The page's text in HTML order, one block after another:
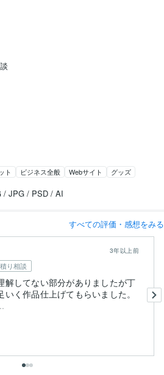
ト ビジネス全般 Webサイト グッズ
/ JPG / PSD / AI
すべての評価・感想をみる
り相談
3年以上前
解してない部分がありましたが丁
く作品仕上げてもらいました。